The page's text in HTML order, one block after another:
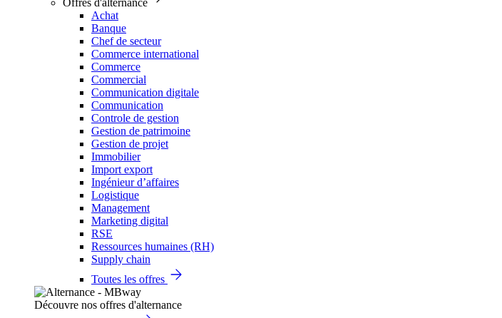
Offres d'alternance
Achat
Banque
Chef de secteur
Commerce international
Commerce
Commercial
Communication digitale
Communication
Controle de gestion
Gestion de patrimoine
Gestion de projet
Immobilier
Import export
Ingénieur d’affaires
Logistique
Management
Marketing digital
RSE
Ressources humaines (RH)
Supply chain
Toutes les offres
Découvre nos offres d'alternance